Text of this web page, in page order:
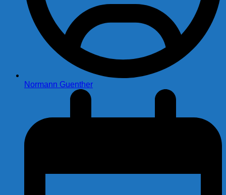
Normann Guenther